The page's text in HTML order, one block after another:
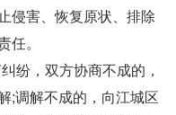
侵害、恢复原状、排除
任。
纷，双方协商不成的，
;调解不成的，向江城区